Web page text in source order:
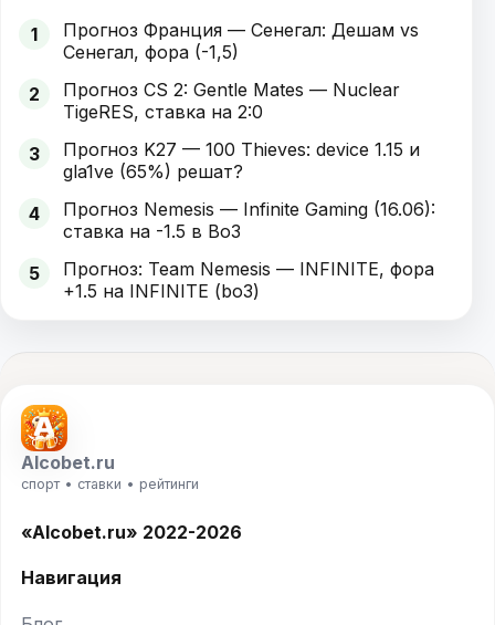
1
Прогноз Франция — Сенегал: Дешам vs
Сенегал, фора (-1,5)
2
Прогноз CS 2: Gentle Mates — Nuclear
TigeRES, ставка на 2:0
3
Прогноз K27 — 100 Thieves: device 1.15 и
gla1ve (65%) решат?
4
Прогноз Nemesis — Infinite Gaming (16.06):
ставка на -1.5 в Bo3
5
Прогноз: Team Nemesis — INFINITE, фора
+1.5 на INFINITE (bo3)
Alcobet.ru
спорт • ставки • рейтинги
«Alcobet.ru» 2022-2026
Навигация